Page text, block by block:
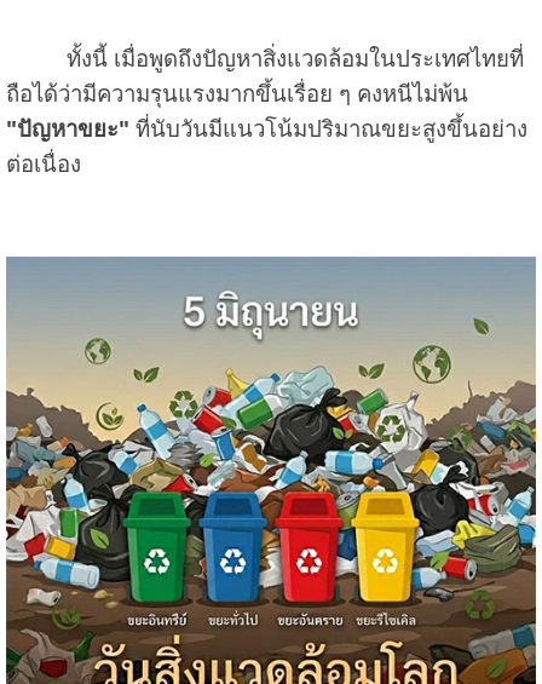
ทั้งนี้ เมื่อพูดถึงปัญหาสิ่งแวดล้อมในประเทศไทยที่
ถือได้ว่ามีความรุนแรงมากขึ้นเรื่อย ๆ คงหนีไม่พ้น
"ปัญหาขยะ" ที่นับวันมีแนวโน้มปริมาณขยะสูงขึ้นอย่าง
ต่อเนื่อง